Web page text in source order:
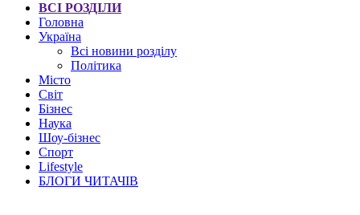
ВСІ РОЗДІЛИ
Головна
Україна
Всі новини розділу
Політика
Місто
Світ
Бізнес
Наука
Шоу-бізнес
Спорт
Lifestyle
БЛОГИ ЧИТАЧІВ